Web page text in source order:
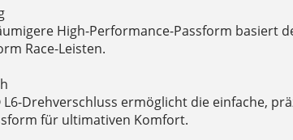
High-Performance-Passform basiert
Race-Leisten.
L6-Drehverschluss ermöglicht die einfache,
für ultimativen Komfort.